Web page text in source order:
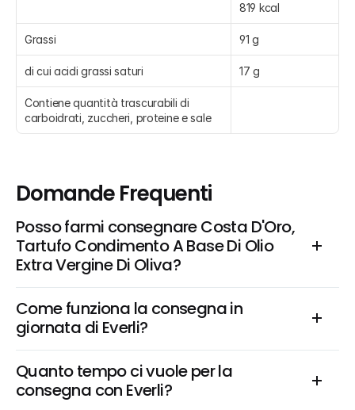
819 kcal
Grassi 91 g
di cui acidi grassi saturi 17 g
Contiene quantità trascurabili di
carboidrati, zuccheri, proteine e sale
Domande Frequenti
Posso farmi consegnare Costa D'Oro,
Tartufo Condimento A Base Di Olio
Extra Vergine Di Oliva?
Come funziona la consegna in
giornata di Everli?
Quanto tempo ci vuole per la
consegna con Everli?